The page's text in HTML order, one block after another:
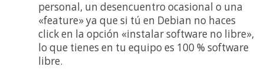
personal, un desencuentro ocasional o una
«feature» ya que si tú en Debian no haces
click en la opción «instalar software no libre»,
lo que tienes en tu equipo es 100 % software
libre.